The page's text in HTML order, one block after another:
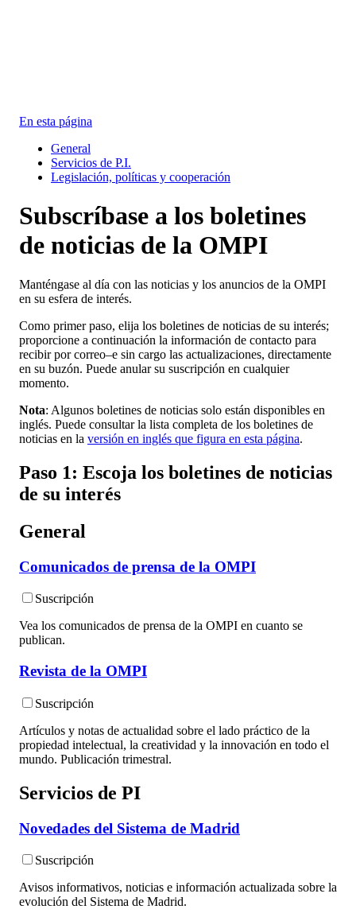
En esta página
General
Servicios de P.I.
Legislación, políticas y cooperación
Subscríbase a los boletines
de noticias de la OMPI
Manténgase al día con las noticias y los anuncios de la OMPI
en su esfera de interés.
Como primer paso, elija los boletines de noticias de su interés;
proporcione a continuación la información de contacto para
recibir por correo–e sin cargo las actualizaciones, directamente
en su buzón. Puede anular su suscripción en cualquier
momento.
Nota: Algunos boletines de noticias solo están disponibles en
inglés. Puede consultar la lista completa de los boletines de
noticias en la versión en inglés que figura en esta página.
Paso 1: Escoja los boletines de noticias
de su interés
General
Comunicados de prensa de la OMPI
Suscripción
Vea los comunicados de prensa de la OMPI en cuanto se
publican.
Revista de la OMPI
Suscripción
Artículos y notas de actualidad sobre el lado práctico de la
propiedad intelectual, la creatividad y la innovación en todo el
mundo. Publicación trimestral.
Servicios de PI
Novedades del Sistema de Madrid
Suscripción
Avisos informativos, noticias e información actualizada sobre la
evolución del Sistema de Madrid.